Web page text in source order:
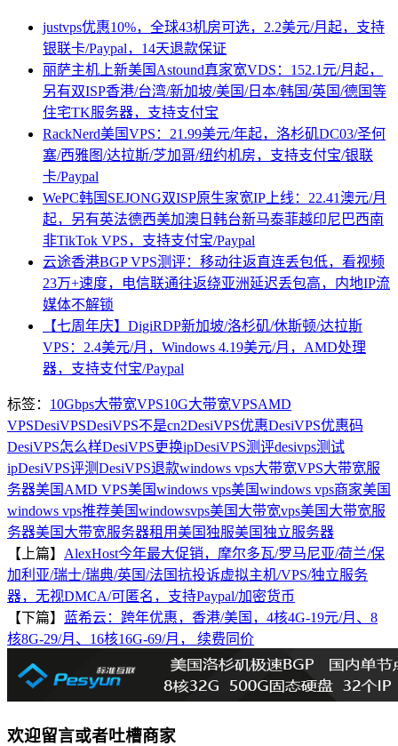
justvps优惠10%，全球43机房可选，2.2美元/月起，支持
银联卡/Paypal，14天退款保证
丽萨主机上新美国Astound真家宽VDS：152.1元/月起，
另有双ISP香港/台湾/新加坡/美国/日本/韩国/英国/德国等
住宅TK服务器，支持支付宝
RackNerd美国VPS：21.99美元/年起，洛杉矶DC03/圣何
塞/西雅图/达拉斯/芝加哥/纽约机房，支持支付宝/银联
卡/Paypal
WePC韩国SEJONG双ISP原生家宽IP上线：22.41澳元/月
起，另有英法德西美加澳日韩台新马泰菲越印尼巴西南
非TikTok VPS，支持支付宝/Paypal
云途香港BGP VPS测评：移动往返直连丢包低，看视频
23万+速度，电信联通往返绕亚洲延迟丢包高，内地IP流
媒体不解锁
【七周年庆】DigiRDP新加坡/洛杉矶/休斯顿/达拉斯
VPS：2.4美元/月，Windows 4.19美元/月，AMD处理
器，支持支付宝/Paypal
标签： 10Gbps大带宽VPS10G大带宽VPSAMD
VPSDesiVPSDesiVPS不是cn2DesiVPS优惠DesiVPS优惠码
DesiVPS怎么样DesiVPS更换ipDesiVPS测评desivps测试
ipDesiVPS评测DesiVPS退款windows vps大带宽VPS大带宽服
务器美国AMD VPS美国windows vps美国windows vps商家美国
windows vps推荐美国windowsvps美国大带宽vps美国大带宽服
务器美国大带宽服务器租用美国独服美国独立服务器
【上篇】 AlexHost今年最大促销，摩尔多瓦/罗马尼亚/荷兰/保
加利亚/瑞士/瑞典/英国/法国抗投诉虚拟主机/VPS/独立服务
器，无视DMCA/可匿名，支持Paypal/加密货币
【下篇】
蓝希云：跨年优惠，香港/美国，4核4G-19元/月、8
核8G-29/月、16核16G-69/月， 续费同价
欢迎留言或者吐槽商家